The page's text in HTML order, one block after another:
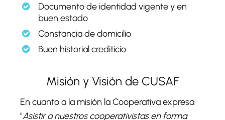
Documento de identidad vigente y en
buen estado
Constancia de domicilio
Buen historial crediticio
Misión y Visión de CUSAF
En cuanto a la misión la Cooperativa expresa
"Asistir a nuestros cooperativistas en forma